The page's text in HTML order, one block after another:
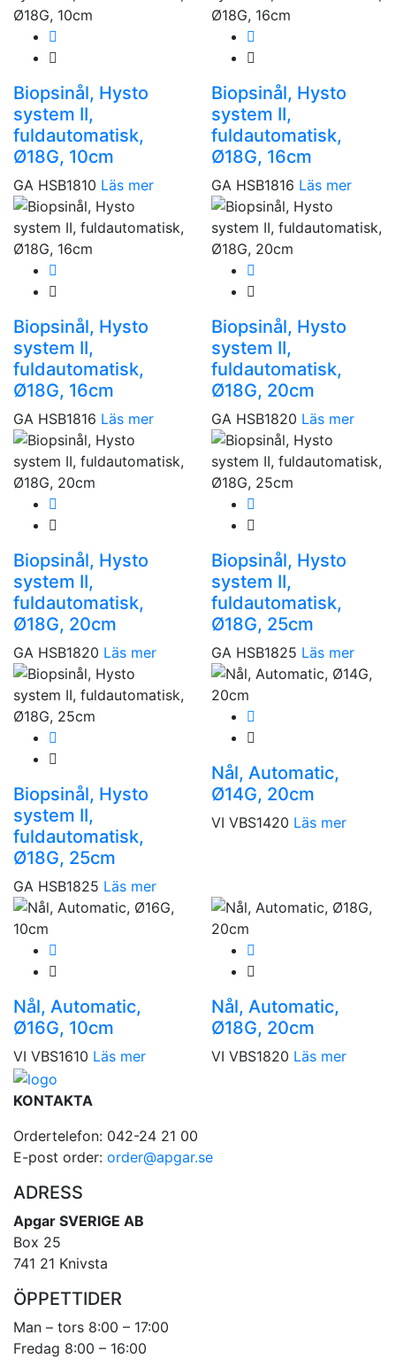
Biopsinål, Hysto
system II,
fuldautomatisk,
Ø18G, 10cm
GA HSB1810 Läs mer
Biopsinål, Hysto
system II,
fuldautomatisk,
Ø18G, 16cm
GA HSB1816 Läs mer
Biopsinål, Hysto
system II,
fuldautomatisk,
Ø18G, 16cm
GA HSB1816 Läs mer
Biopsinål, Hysto
system II,
fuldautomatisk,
Ø18G, 20cm
GA HSB1820 Läs mer
Biopsinål, Hysto
system II,
fuldautomatisk,
Ø18G, 20cm
GA HSB1820 Läs mer
Biopsinål, Hysto
system II,
fuldautomatisk,
Ø18G, 25cm
GA HSB1825 Läs mer
Biopsinål, Hysto
system II,
fuldautomatisk,
Ø18G, 25cm
GA HSB1825 Läs mer
Nål, Automatic,
Ø14G, 20cm
VI VBS1420 Läs mer
Nål, Automatic,
Ø16G, 10cm
VI VBS1610 Läs mer
Nål, Automatic,
Ø18G, 20cm
VI VBS1820 Läs mer
KONTAKTA
Ordertelefon: 042-24 21 00
E-post order: order@apgar.se
ADRESS
Apgar SVERIGE AB
Box 25
741 21 Knivsta
ÖPPETTIDER
Man – tors 8:00 – 17:00
Fredag 8:00 – 16:00